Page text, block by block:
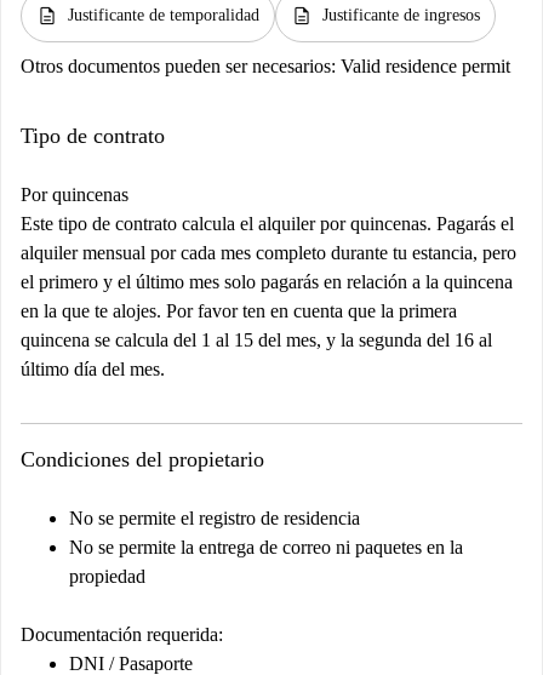
description Justificante de temporalidad description Justificante de ingresos
Otros documentos pueden ser necesarios: Valid residence permit
Tipo de contrato
Por quincenas
Este tipo de contrato calcula el alquiler por quincenas. Pagarás el
alquiler mensual por cada mes completo durante tu estancia, pero
el primero y el último mes solo pagarás en relación a la quincena
en la que te alojes. Por favor ten en cuenta que la primera
quincena se calcula del 1 al 15 del mes, y la segunda del 16 al
último día del mes.
Condiciones del propietario
No se permite el registro de residencia
No se permite la entrega de correo ni paquetes en la
propiedad
Documentación requerida:
DNI / Pasaporte